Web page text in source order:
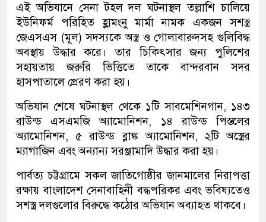
এই অভিযানে সেনা টহল দল ঘটনাস্থল‌ তল্লাশি চালিয়ে
ইউনিফর্ম পরিহিত হ্লামংনু মার্মা নামক একজন সশস্ত্র
জেএসএস (মূল) সদস্যকে অস্ত্র ও গোলাবারুদসহ গুলিবিদ্ধ
অবস্থায় উদ্ধার করে। তার চিকিৎসার জন্য পুলিশের
সহায়তায় জরুরি ভিত্তিতে তাকে বান্দরবান সদর
হাসপাতালে প্রেরণ করা হয়।
অভিযান শেষে ঘটনাস্থল থেকে ১টি সাবমেশিনগান, ১৪৩
রাউন্ড এসএমজি অ্যামোনিশন, ১৪ রাউন্ড পিস্তলের
অ্যামোনিশন, ৫ রাউন্ড ব্লাঙ্ক অ্যামোনিশন, ২টি অস্ত্রের
ম্যাগাজিন‌ এবং অন্যান্য সরঞ্জামাদি উদ্ধার করা হয়।
পার্বত্য চট্টগ্রামে সকল জাতিগোষ্ঠীর জানমালের নিরাপত্তা
রক্ষায় বাংলাদেশ সেনাবাহিনী বদ্ধপরিকর এবং ভবিষ্যতেও
সশস্ত্র দলগুলোর বিরুদ্ধে কঠোর অভিযান অব্যাহত থাকবে।